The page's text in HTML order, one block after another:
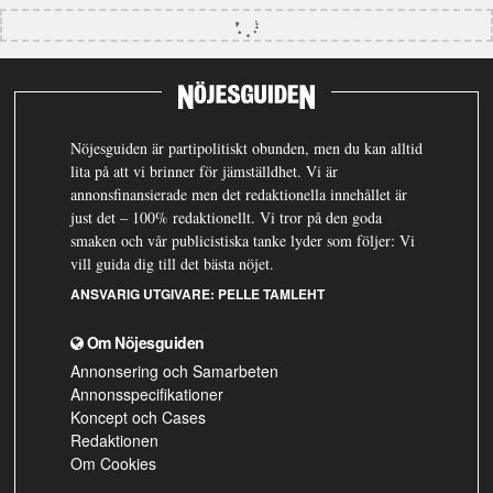
Nöjesguiden är partipolitiskt obunden, men du kan alltid
lita på att vi brinner för jämställdhet. Vi är
annonsfinansierade men det redaktionella innehållet är
just det – 100% redaktionellt. Vi tror på den goda
smaken och vår publicistiska tanke lyder som följer: Vi
vill guida dig till det bästa nöjet.
ANSVARIG UTGIVARE: PELLE TAMLEHT
Om Nöjesguiden
Annonsering och Samarbeten
Annonsspecifikationer
Koncept och Cases
Redaktionen
Om Cookies